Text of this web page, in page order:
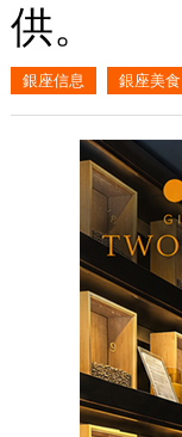
供。
銀座信息 銀座美食